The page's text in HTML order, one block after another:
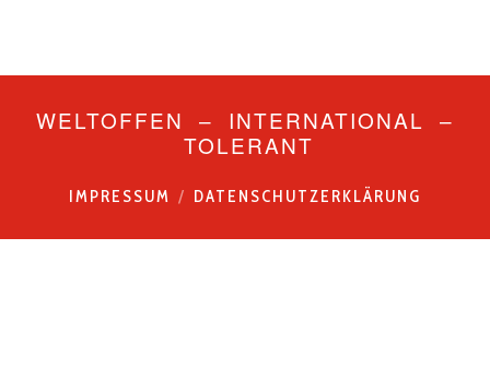
WELTOFFEN – INTERNATIONAL –
TOLERANT
IMPRESSUM DATENSCHUTZERKLÄRUNG